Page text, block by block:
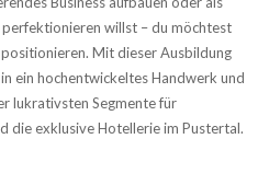
willst – du möchtest
Mit dieser Ausbildung
ein hochentwickeltes Handwerk und
lukrativsten Segmente für
die exklusive Hotellerie im Pustertal.